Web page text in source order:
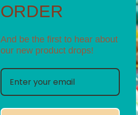
继
ORDER
And be the first to hear about
our new product drops!